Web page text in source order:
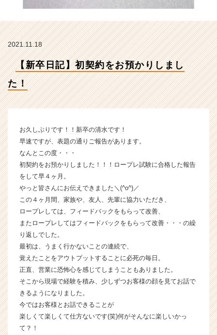
|
ャ
成
長
か
ス
カ
ウ
ト
く
就
活
サ
イ
ト
ア
2021.11.18
【新卒日記】初契約をお預かりしまし
た！
お久しぶりです！！新卒の清水です！
早速ですが、表題の通りご報告があります。
なんとこの度・・・
初契約をお預かりしました！！！ロープレ試験に合格した報告
をして早４ヶ月。
やっと皆さんにお伝えできました＼(^o^)／
この４ヶ月間、家族や、友人、先輩に協力いただき、
ロープレしては、フィードバックをもらって改善、
またロープレしてはフィードバックをもらって改善・・・の繰
り返しでした。
最初は、うまく行かないことの連続で、
覚えたことをアウトプットすることに必死の毎日。
正直、営業に恐怖心を感じてしまうこともありました。
そこから現場で経験を積み、少しずつお客様の顔を見てお話で
きるようになりました。
今ではお客様とお話できることが
楽しくて楽しくて仕方ないです(笑)何がそんなに楽しいかっ
て？！